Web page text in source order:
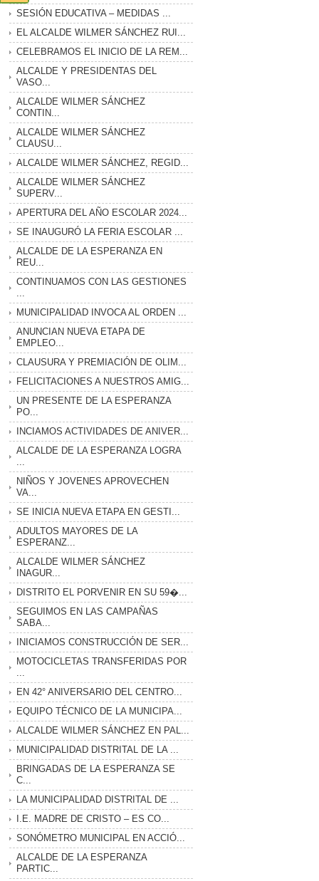
SESIÓN EDUCATIVA – MEDIDAS ...
EL ALCALDE WILMER SÁNCHEZ RUI...
CELEBRAMOS EL INICIO DE LA REM...
ALCALDE Y PRESIDENTAS DEL
VASO...
ALCALDE WILMER SÁNCHEZ
CONTIN...
ALCALDE WILMER SÁNCHEZ
CLAUSU...
ALCALDE WILMER SÁNCHEZ, REGID...
ALCALDE WILMER SÁNCHEZ
SUPERV...
APERTURA DEL AÑO ESCOLAR 2024...
SE INAUGURÓ LA FERIA ESCOLAR ...
ALCALDE DE LA ESPERANZA EN
REU...
CONTINUAMOS CON LAS GESTIONES
MUNICIPALIDAD INVOCA AL ORDEN ...
ANUNCIAN NUEVA ETAPA DE
EMPLEO...
CLAUSURA Y PREMIACIÓN DE OLIM...
FELICITACIONES A NUESTROS AMIG...
UN PRESENTE DE LA ESPERANZA
PO...
INCIAMOS ACTIVIDADES DE ANIVER...
ALCALDE DE LA ESPERANZA LOGRA
NIÑOS Y JOVENES APROVECHEN
VA...
SE INICIA NUEVA ETAPA EN GESTI...
ADULTOS MAYORES DE LA
ESPERANZ...
ALCALDE WILMER SÁNCHEZ
INAGUR...
DISTRITO EL PORVENIR EN SU 59�...
SEGUIMOS EN LAS CAMPAÑAS
SABA...
INICIAMOS CONSTRUCCIÓN DE SER...
MOTOCICLETAS TRANSFERIDAS POR
EN 42° ANIVERSARIO DEL CENTRO...
EQUIPO TÉCNICO DE LA MUNICIPA...
ALCALDE WILMER SÁNCHEZ EN PAL...
MUNICIPALIDAD DISTRITAL DE LA ...
BRINGADAS DE LA ESPERANZA SE
C...
LA MUNICIPALIDAD DISTRITAL DE ...
I.E. MADRE DE CRISTO – ES CO...
SONÓMETRO MUNICIPAL EN ACCIÓ...
ALCALDE DE LA ESPERANZA
PARTIC...